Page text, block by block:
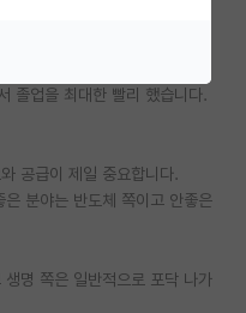
습니다.
졸업을 최대한 빨리 했습니다.
공급이 제일 중요합니다.
분야는 반도체 쪽이고 안좋은
명 쪽은 일반적으로 포닥 나가